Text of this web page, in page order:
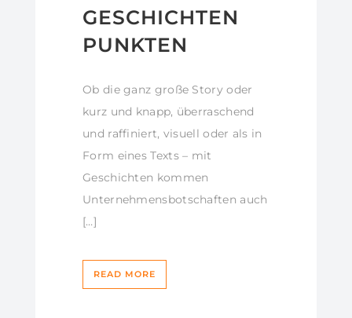
GESCHICHTEN
PUNKTEN
Ob die ganz große Story oder
kurz und knapp, überraschend
und raffiniert, visuell oder als in
Form eines Texts – mit
Geschichten kommen
Unternehmensbotschaften auch
[…]
READ MORE